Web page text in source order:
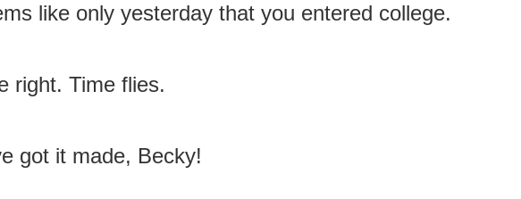
like only yesterday that you entered college.
right. Time flies.
got it made, Becky!